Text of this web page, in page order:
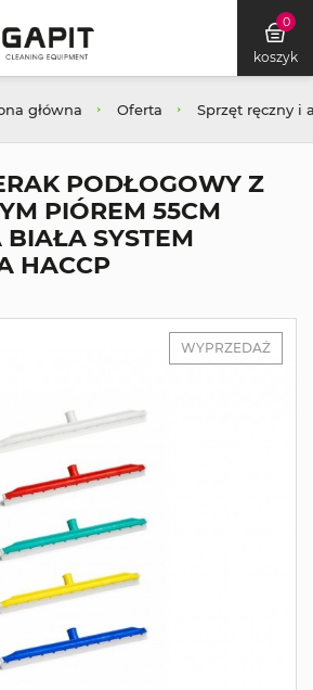
0
koszyk
główna Oferta Sprzęt ręczny i
PODŁOGOWY Z
PIÓREM 55CM
SYSTEM
HACCP
WYPRZEDAŻ